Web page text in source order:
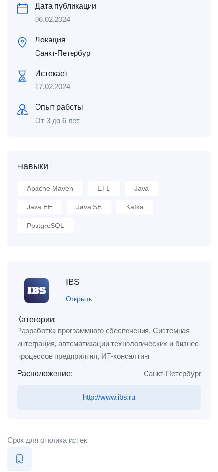
Дата публикации
06.02.2024
Локация
Санкт-Петербург
Истекает
17.02.2024
Опыт работы
От 3 до 6 лет
Навыки
Apache Maven ETL Java
Java EE Java SE Kafka
PostgreSQL
IBS
Открыть
Категории:
Разработка программного обеспечения, Системная
интеграция, автоматизации технологических и бизнес-
процессов предприятия, ИТ-консалтинг
Расположение: Санкт-Петербург
http://www.ibs.ru
Срок для отклика истек